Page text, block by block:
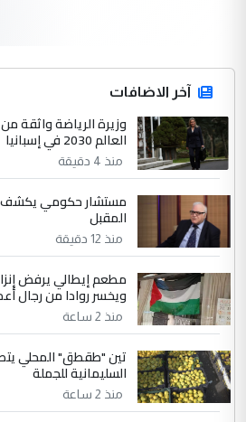
جنسية الرافد الثالث للعراق
ابا فرات ...
الموضوع :
الجواهري يرد على
مضجعيك يابن الزنا (نص كامل)
سردار
التعليق : واحد من عصابة علي
جنسية الرافد الثالث للعراق
ابا فرات ...
الموضوع :
الجواهري يرد على
مضجعيك يابن الزنا (نص كامل)
حيدر عاشور
التعليق : تحياتي لك استاذ
دقيق ومسؤول؛ فالاستثمار
آخر الاضافات
وزيرة الرياضة واثقة
العالم 2030 في إسبانيا
منذ 4 دقيقة
مستشار حكومي يكشف
المقبل
منذ 12 دقيقة
مطعم إيطالي يرفض
ويخسر روادا من رجال
منذ 2 ساعة
تين "طقطق" المحلي
السليمانية للجملة
منذ 2 ساعة